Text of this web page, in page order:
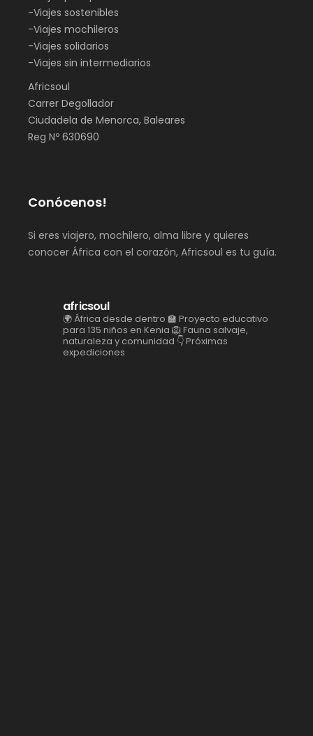
-Viajes sostenibles
-Viajes mochileros
-Viajes solidarios
-Viajes sin intermediarios
Africsoul
Carrer Degollador
Ciudadela de Menorca, Baleares
Reg Nº 630690
Conócenos!
Si eres viajero, mochilero, alma libre y quieres
conocer África con el corazón, Africsoul es tu guía.
africsoul
🌍 África desde dentro 🏫 Proyecto educativo
para 135 niños en Kenia 🦁 Fauna salvaje,
naturaleza y comunidad 👇 Próximas
expediciones